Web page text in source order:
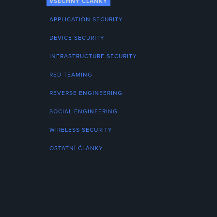
APPLICATION SECURITY
DEVICE SECURITY
INFRASTRUCTURE SECURITY
RED TEAMING
REVERSE ENGINEERING
SOCIAL ENGINEERING
WIRELESS SECURITY
OSTATNÍ ČLÁNKY